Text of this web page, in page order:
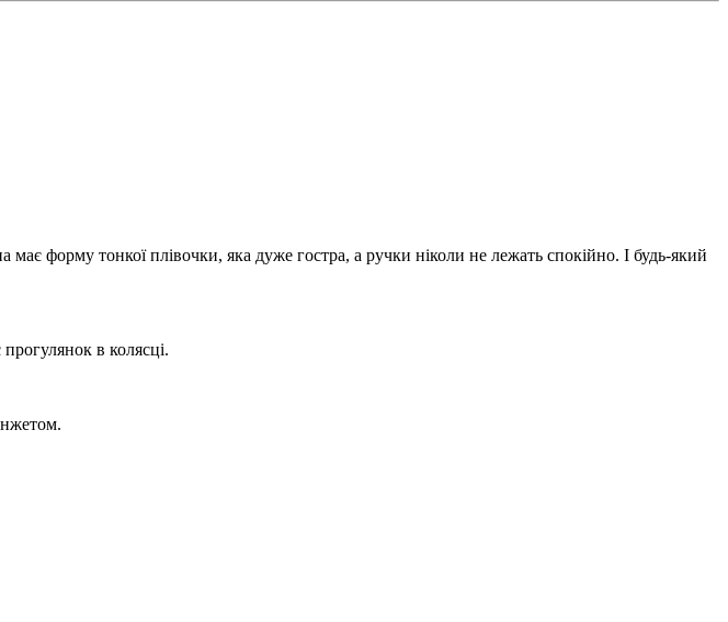
форму тонкої плівочки, яка дуже гостра, а ручки ніколи не лежать спокійно. І будь-який
в колясці.